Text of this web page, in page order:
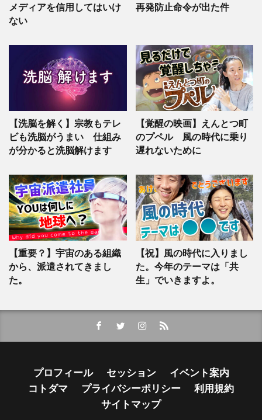
メディアを信用してはいけ
ない
再発防止命令が出た件
【洗脳を解く】宗教もテレ
ビも洗脳がうまい 仕組み
が分かると洗脳解けます
【覚醒の映画】えんとつ町
のプペル 風の時代に乗り
遅れないために
【重要？】宇宙のある組織
から、派遣されてきまし
た。
【祝】風の時代に入りまし
た。今年のテーマは「共
生」でいきますよ。
プロフィール セッション
イベント案内
コトダマ
プライバシーポリシー
利用規約
サイトマップ